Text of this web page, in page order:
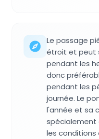
Le passage
étroit et peut
pendant les
donc
pendant les
journée. Le
l'année et sa
spécialement
les conditions